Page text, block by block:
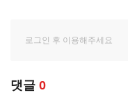
댓글 0